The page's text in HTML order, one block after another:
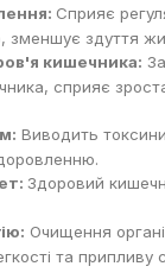
Сприяє
зменшує здуття
кишечника:
сприяє
Виводить
Здоровий
Очищення
та припливу